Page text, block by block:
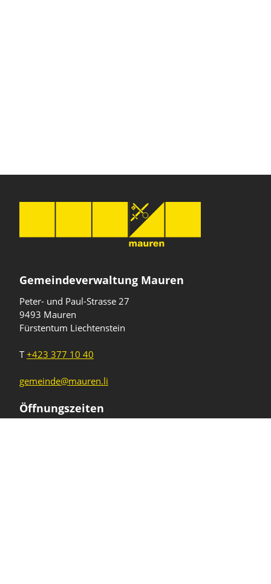
Gemeindeverwaltung Mauren
Peter- und Paul-Strasse 27
9493 Mauren
Fürstentum Liechtenstein
T+423 377 10 40
gemeinde@mauren.li
Öffnungszeiten